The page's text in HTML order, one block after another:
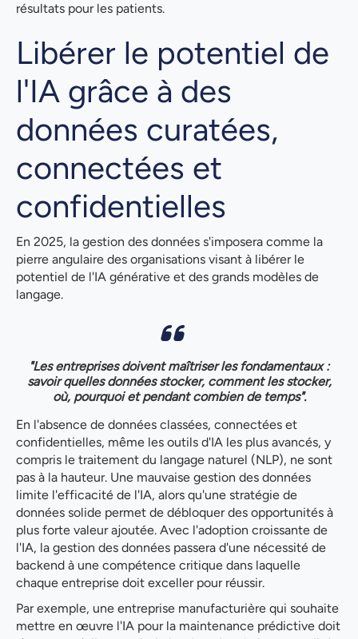
résultats pour les patients.
Libérer le potentiel de
l'IA grâce à des
données curatées,
connectées et
confidentielles
En 2025, la gestion des données s'imposera comme la
pierre angulaire des organisations visant à libérer le
potentiel de l'IA générative et des grands modèles de
langage.
"Les entreprises doivent maîtriser les fondamentaux :
savoir quelles données stocker, comment les stocker,
où, pourquoi et pendant combien de temps".
En l'absence de données classées, connectées et
confidentielles, même les outils d'IA les plus avancés, y
compris le traitement du langage naturel (NLP), ne sont
pas à la hauteur. Une mauvaise gestion des données
limite l'efficacité de l'IA, alors qu'une stratégie de
données solide permet de débloquer des opportunités à
plus forte valeur ajoutée. Avec l'adoption croissante de
l'IA, la gestion des données passera d'une nécessité de
backend à une compétence critique dans laquelle
chaque entreprise doit exceller pour réussir.
Par exemple, une entreprise manufacturière qui souhaite
mettre en œuvre l'IA pour la maintenance prédictive doit